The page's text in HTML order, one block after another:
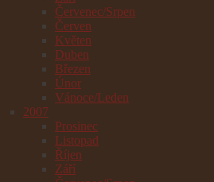
Červenec/Srpen
Červen
Květen
Duben
Březen
Únor
Vánoce/Leden
2007
Prosinec
Listopad
Říjen
Září